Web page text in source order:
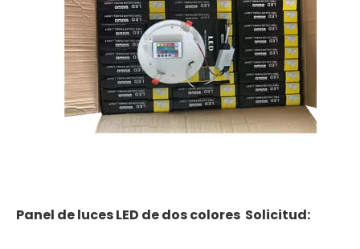
Panel de luces LED de dos colores Solicitud: